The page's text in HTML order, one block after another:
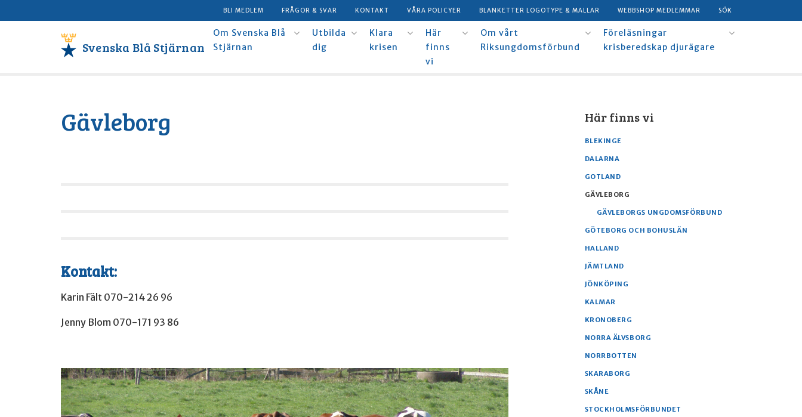
BLI MEDLEM FRÅGOR & SVAR KONTAKT VÅRA POLICYER BLANKETTER LOGOTYPE & MALLAR WEBBSHOP MEDLEMMAR SÖK
Svenska Blå Stjärnan
Om Svenska Blå
Stjärnan
Utbilda
dig
Klara
krisen
Här
finns
vi
Om vårt
Riksungdomsförbund
Föreläsningar
krisberedskap djurägare
Gävleborg
Kontakt:
Karin Fält 070-214 26 96
Jenny Blom 070-171 93 86
Här finns vi
BLEKINGE
DALARNA
GOTLAND
GÄVLEBORG
GÄVLEBORGS UNGDOMSFÖRBUND
GÖTEBORG OCH BOHUSLÄN
HALLAND
JÄMTLAND
JÖNKÖPING
KALMAR
KRONOBERG
NORRA ÄLVSBORG
NORRBOTTEN
SKARABORG
SKÅNE
STOCKHOLMSFÖRBUNDET